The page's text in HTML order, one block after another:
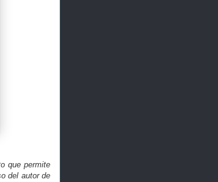
que permite
del autor de